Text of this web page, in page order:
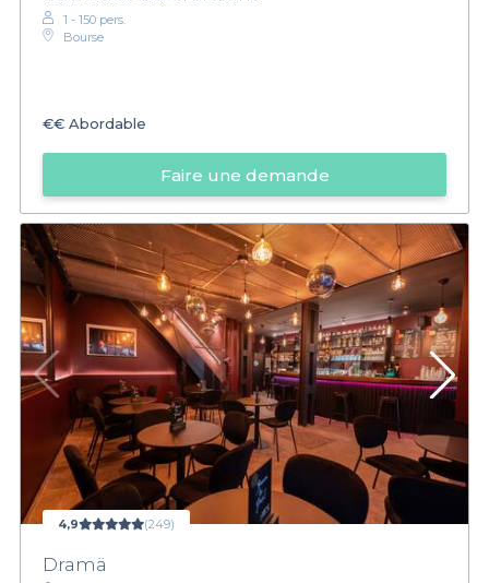
1 - 150 pers.
Bourse
€€ Abordable
Faire une demande
4,9 (249)
Dramä